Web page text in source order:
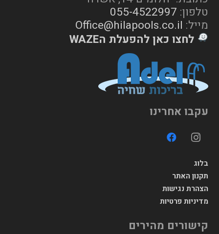
טלפון: 055-4522997
מייל: Office@hilapools.co.il
לחצו כאן להפעלת הWAZE
עקבו אחרינו
בלוג
תקנון האתר
הצהרת נגישות
מדיניות פרטיות
קישורים מהירים